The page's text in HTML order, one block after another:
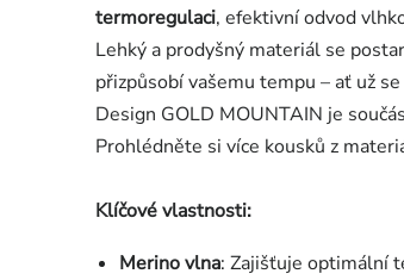
termoregulaci, efektivní odvod
Lehký a prodyšný materiál se
přizpůsobí vašemu tempu – ať už
Design GOLD MOUNTAIN je
Prohlédněte si více kousků z
Klíčové vlastnosti:
Merino vlna: Zajišťuje optimální